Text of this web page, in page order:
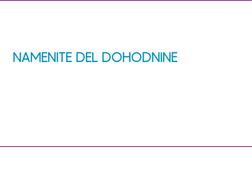
NAMENITE DEL DOHODNINE